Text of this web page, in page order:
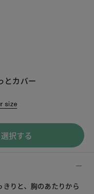
とカバー
size
択する
りと、胸のあたりから
メール